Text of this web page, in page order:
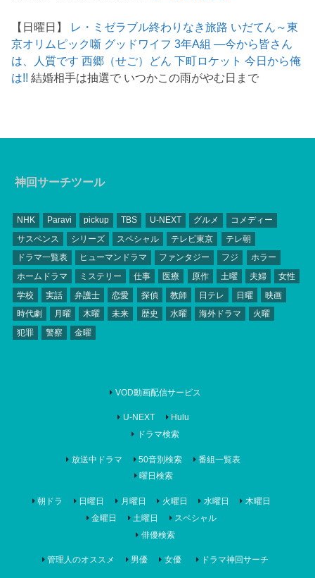
【日曜日】 レ・ミゼラブル終わりなき旅路 いだてん～東
京オリムピック噺 グッドワイフ 3年A組 ―今から皆さん
は、人質です 西郷（せご）どん 下町ロケット 今日から俺
は!! 結婚相手は抽選で いつかこの雨がやむ日まで
神回サーチツール
NHK Paravi pickup TBS U-NEXT グルメ
コメディー
サスペンス
シリーズ スペシャル テレビ東京
テレ朝
ドラマ一覧表
ヒューマンドラマ ファンタジー フジ
ホラー
ホームドラマ
ミステリー 仕事 医療 原作 土曜 夫婦
女性
学校
実話 弁護士 恋愛 探偵 教師 日テレ 日曜
映画
時代劇
月曜 木曜 未来 歴史 水曜 海外ドラマ
火曜
犯罪
警察 金曜
VOD動画配信サービス
U-NEXT
Hulu
ドラマ検索
放送中ドラマ 50音別検索
番組一覧表
曜日検索
朝ドラ 日曜日 月曜日 火曜日 水曜日
木曜日
金曜日
土曜日 スペシャル
管理人のオススメ
俳優検索
男優 女優 ドラマ神回サーチ